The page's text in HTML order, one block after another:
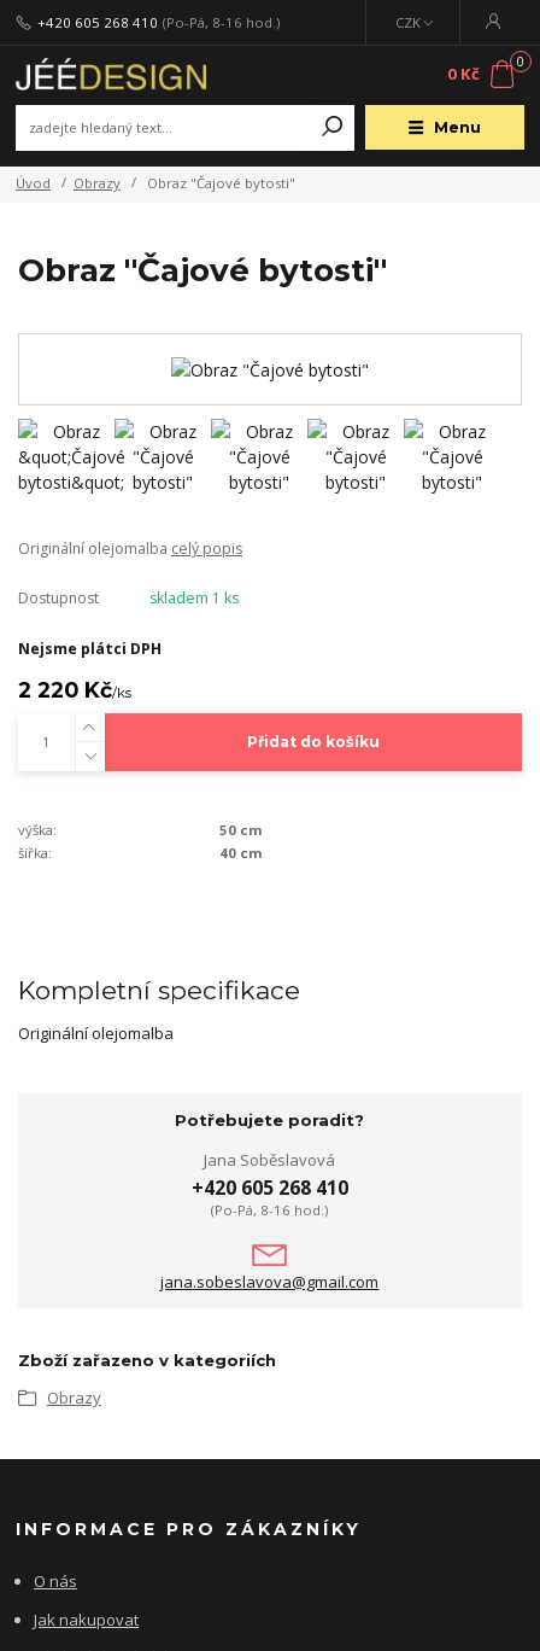
Menu
CZK
+420 605 268 410 (Po-Pá, 8-16 hod.)
0
0 Kč
Úvod Obrazy Obraz "Čajové bytosti"
Obraz "Čajové bytosti"
Originální olejomalba celý popis
Dostupnost skladem 1 ks
Nejsme plátci DPH
2 220 Kč/ks
Přidat do košíku
výška:
50 cm
šířka:
40 cm
Kompletní specifikace
Originální olejomalba
Potřebujete poradit?
Jana Soběslavová
+420 605 268 410
(Po-Pá, 8-16 hod.)
jana.sobeslavova@gmail.com
Zboží zařazeno v kategoriích
Obrazy
INFORMACE PRO ZÁKAZNÍKY
O nás
Jak nakupovat